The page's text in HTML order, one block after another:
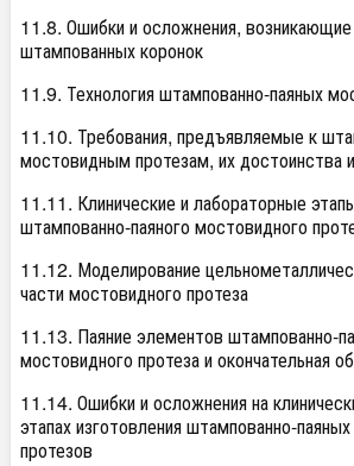
11.8. Ошибки и осложнения, возникающие
штампованных коронок
11.9. Технология штампованно-паяных
11.10. Требования, предъявляемые к
мостовидным протезам, их достоинства
11.11. Клинические и лабораторные
штампованно-паяного мостовидного
11.12. Моделирование
части мостовидного протеза
11.13. Паяние элементов штампованно-
мостовидного протеза и окончательная
11.14. Ошибки и осложнения на
этапах изготовления штампованно-
протезов